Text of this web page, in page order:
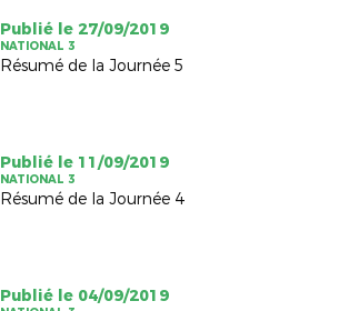
Publié le 27/09/2019
NATIONAL 3
Résumé de la Journée 5
Publié le 11/09/2019
NATIONAL 3
Résumé de la Journée 4
Publié le 04/09/2019